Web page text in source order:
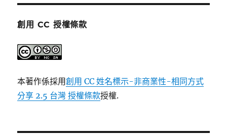
創用 CC 授權條款
本著作係採用創用 CC 姓名標示-非商業性-相同方式
分享 2.5 台灣 授權條款授權.